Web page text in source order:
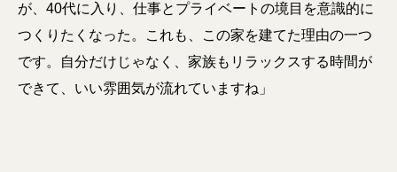
が、40代に入り、仕事とプライベートの境目を意識的に
つくりたくなった。これも、この家を建てた理由の一つ
です。自分だけじゃなく、家族もリラックスする時間が
できて、いい雰囲気が流れていますね」